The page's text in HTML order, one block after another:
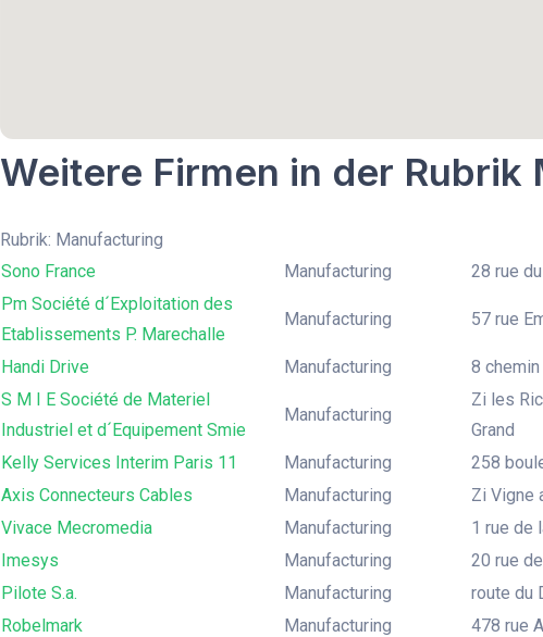
Weitere Firmen in der Rubrik
Rubrik: Manufacturing
Sono France
Manufacturing
28 rue
Pm Société d´Exploitation des
Etablissements P. Marechalle
Manufacturing 57 rue
Handi Drive Manufacturing
8
S M I E Société de Materiel
Industriel et d´Equipement Smie
Manufacturing
Zi les
Grand
Kelly Services Interim Paris 11
Manufacturing
258
Axis Connecteurs Cables
Manufacturing
Zi Vigne
Vivace Mecromedia
Manufacturing
1 rue de
Imesys
Manufacturing
20 rue
Pilote S.a.
Manufacturing
route du
Robelmark
Manufacturing
478 rue